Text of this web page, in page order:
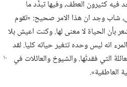
كثيرون العطف،‏ وفيها تبدَّد ما
وجد ان هذا الامر صحيح:‏ «تقوم
بأن الحياة لا معنى لها.‏ وكنت اعيش بلا
انه ليس وحده تتغير حياته كليا.‏ لقد
التي فقدتُها.‏ والشيوخ والعائلات في
العاطفية».‏